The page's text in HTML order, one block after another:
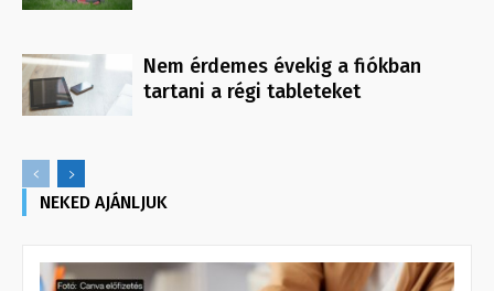
Nem érdemes évekig a fiókban
tartani a régi tableteket
NEKED AJÁNLJUK